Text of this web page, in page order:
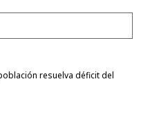
resuelva déficit del